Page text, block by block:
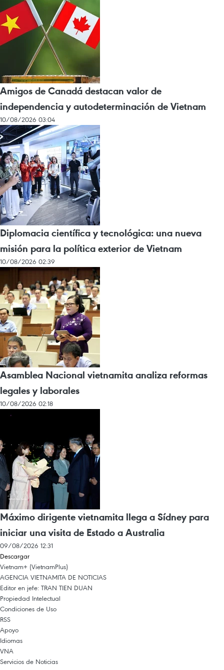
Amigos de Canadá destacan valor de
independencia y autodeterminación de Vietnam
10/08/2026 03:04
Diplomacia científica y tecnológica: una nueva
misión para la política exterior de Vietnam
10/08/2026 02:39
Asamblea Nacional vietnamita analiza reformas
legales y laborales
10/08/2026 02:18
Máximo dirigente vietnamita llega a Sídney para
iniciar una visita de Estado a Australia
09/08/2026 12:31
Descargar
Vietnam+ (VietnamPlus)
AGENCIA VIETNAMITA DE NOTICIAS
Editor en jefe: TRAN TIEN DUAN
Propiedad Intelectual
Condiciones de Uso
RSS
Apoyo
Idiomas
VNA
Servicios de Noticias